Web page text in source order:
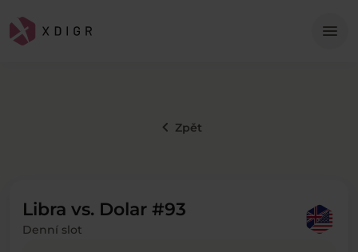
menu
keyboard_arrow_left Zpět
Libra vs. Dolar #93
Denní slot